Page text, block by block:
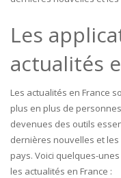
Les
actualités
Les actualités en France
plus en plus de
devenues des outils
dernières nouvelles et
pays. Voici quelques-
les actualités en France :